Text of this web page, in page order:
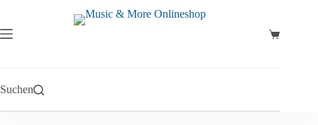
springen
Warenkorb
Suchen